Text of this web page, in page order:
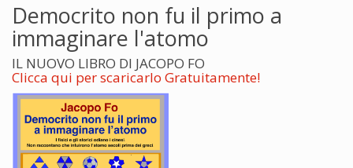
Democrito non fu il primo a
immaginare l'atomo
IL NUOVO LIBRO DI JACOPO FO
Clicca qui per scaricarlo Gratuitamente!